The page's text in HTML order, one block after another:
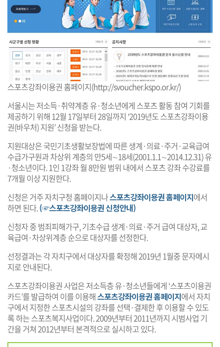
스포츠강좌이용권 홈페이지(http://svoucher.kspo.or.kr/)
서울시는 저소득·취약계층 유·청소년에게 스포츠 활동 참여 기회를
제공하기 위해 12월 17일부터 28일까지 ‘2019년도 스포츠강좌이용
권(바우처) 지원’ 신청을 받는다.
지원대상은 국민기초생활보장법에 따른 생계·의료·주거·교육급여
수급가구원과 차상위 계층의 만5세∼18세(2001.1.1∼2014.12.31) 유
·청소년이다. 1인 1강좌 월 8만원 범위 내에서 스포츠 강좌 수강료를
7개월 이상 지원한다.
신청은 거주 자치구청 홈페이지나스포츠강좌이용권 홈페이지에서
하면 된다.(☞스포츠강좌이용권 신청안내)
신청자 중 범죄피해가구, 기초수급 생계·의료·주거 급여 대상자, 교
육급여·차상위계층 순으로 대상자를 선정한다.
선정결과는 각 자치구에서 대상자를 확정해 2019년 1월중 문자메시
지로 안내된다.
스포츠강좌이용권 사업은 저소득층 유·청소년들에게 ‘스포츠이용권
카드’를 발급하여 이를 이용해스포츠강좌이용권 홈페이지에서 자치
구에서 지정한 스포츠시설의 강좌를 선택·결제한 후 이용할 수 있도
록 하는 스포츠복지사업이다. 2009년부터 2011년까지 시범사업 기
간을 거쳐 2012년부터 본격적으로 실시하고 있다.